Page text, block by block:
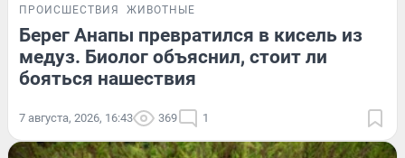
ПРОИСШЕСТВИЯ ЖИВОТНЫЕ
Берег Анапы превратился в кисель из
медуз. Биолог объяснил, стоит ли
бояться нашествия
7 августа, 2026, 16:43 369 1